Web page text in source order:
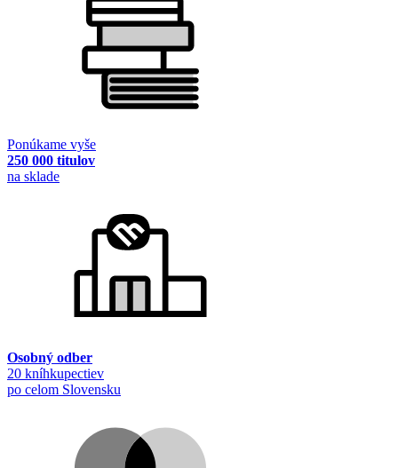
Ponúkame vyše
250 000 titulov
na sklade
Osobný odber
20 kníhkupectiev
po celom Slovensku